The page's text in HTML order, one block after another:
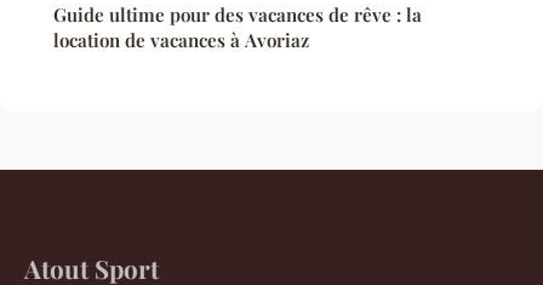
Guide ultime pour des vacances de rêve : la
location de vacances à Avoriaz
Atout Sport